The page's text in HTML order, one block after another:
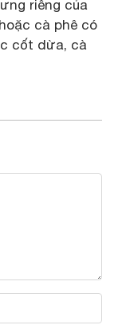
riêng của
cà phê có
cốt dừa, cà